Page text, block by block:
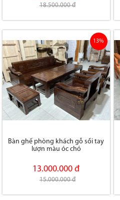
18.500.000 đ
Bàn ghế phòng khách gỗ sồi tay
lượn màu óc chó
13.000.000 đ
15.000.000 đ
13%